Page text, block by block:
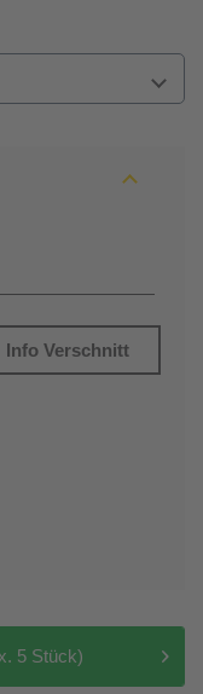
Info Verschnitt
5 Stück)